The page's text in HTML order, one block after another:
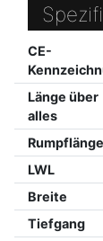
CE-
Länge über
alles
Rumpflänge
LWL
Breite
Tiefgang